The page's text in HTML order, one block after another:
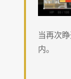
当再次
内。